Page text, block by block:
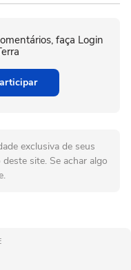
faça Login
exclusiva de seus
site. Se achar algo